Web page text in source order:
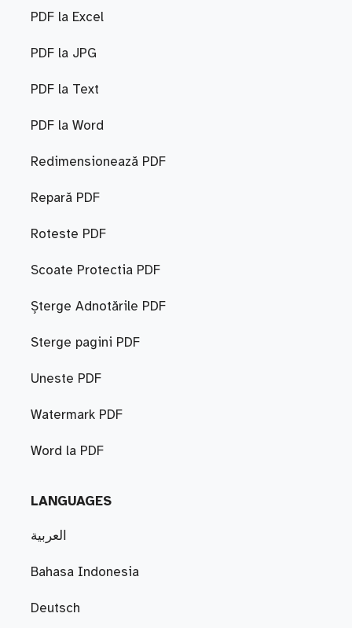
PDF la Excel
PDF la JPG
PDF la Text
PDF la Word
Redimensionează PDF
Repară PDF
Roteste PDF
Scoate Protectia PDF
Șterge Adnotările PDF
Sterge pagini PDF
Uneste PDF
Watermark PDF
Word la PDF
LANGUAGES
العربية
Bahasa Indonesia
Deutsch